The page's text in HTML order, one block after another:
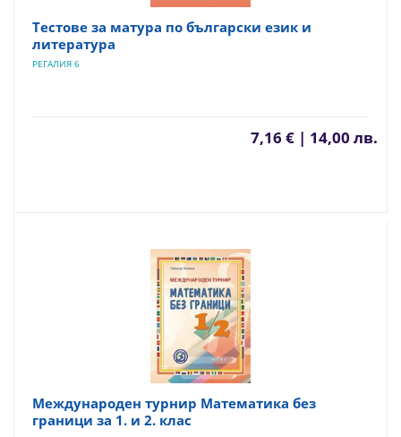
Тестове за матура по български език и
литература
РЕГАЛИЯ 6
7,16 € | 14,00 лв.
Международен турнир Математика без
граници за 1. и 2. клас